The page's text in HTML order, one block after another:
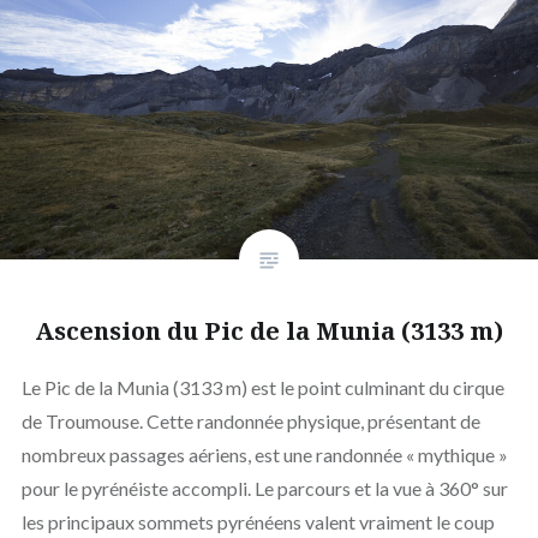
Ascension du Pic de la Munia (3133 m)
Le Pic de la Munia (3133 m) est le point culminant du cirque
de Troumouse. Cette randonnée physique, présentant de
nombreux passages aériens, est une randonnée « mythique »
pour le pyrénéiste accompli. Le parcours et la vue à 360° sur
les principaux sommets pyrénéens valent vraiment le coup